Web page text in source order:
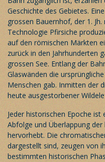
Geschichte des Gebietes.
grossen Bauernhof, der 1.
Technologie Pfirsiche
auf den römischen Märkten
zurück in den Jahrhunderten
grossen See. Entlang der
Glaswänden die
Menschen gab. Inmitten der
heute ausgestorbener
Jeder historischen Epoche
Abfolge und Überlappung
hervorhebt. Die
dargestellt sind, zeugen von
bestimmten historischen